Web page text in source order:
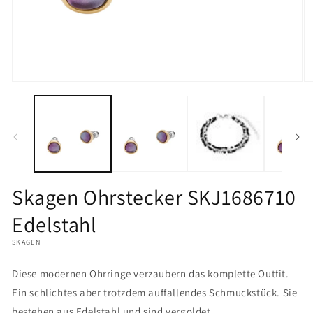
Skagen Ohrstecker SKJ1686710
Edelstahl
SKAGEN
Diese modernen Ohrringe verzaubern das komplette Outfit.
Ein schlichtes aber trotzdem auffallendes Schmuckstück. Sie